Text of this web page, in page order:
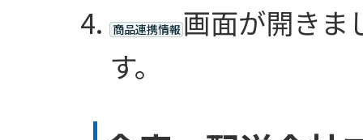
商品連携情報 画面が開きま
す。